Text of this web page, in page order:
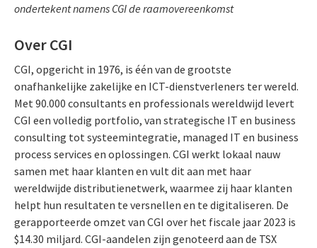
ondertekent namens CGI de raamovereenkomst
Over CGI
CGI, opgericht in 1976, is één van de grootste
onafhankelijke zakelijke en ICT-dienstverleners ter wereld.
Met 90.000 consultants en professionals wereldwijd levert
CGI een volledig portfolio, van strategische IT en business
consulting tot systeemintegratie, managed IT en business
process services en oplossingen. CGI werkt lokaal nauw
samen met haar klanten en vult dit aan met haar
wereldwijde distributienetwerk, waarmee zij haar klanten
helpt hun resultaten te versnellen en te digitaliseren. De
gerapporteerde omzet van CGI over het fiscale jaar 2023 is
$14.30 miljard. CGI-aandelen zijn genoteerd aan de TSX